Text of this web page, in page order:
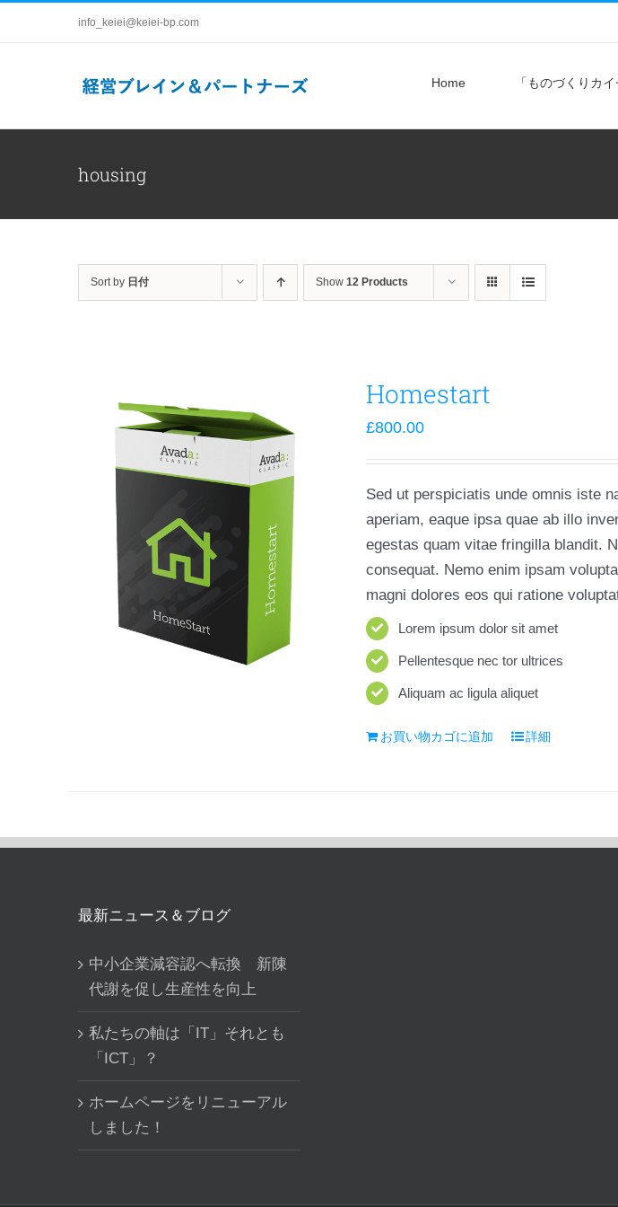
info_keiei@keiei-bp.com
Home 「ものづくりカ
housing
Sort by 日付 Show 12 Products
Homestart
£800.00
Sed ut perspiciatis unde omnis iste
aperiam, eaque ipsa quae ab illo
egestas quam vitae fringilla blandit.
consequat. Nemo enim ipsam
magni dolores eos qui ratione
Lorem ipsum dolor sit amet
Pellentesque nec tor ultrices
Aliquam ac ligula aliquet
お買い物カゴに追加 詳細
最新ニュース＆ブログ
中小企業減容認へ転換 新陳
代謝を促し生産性を向上
私たちの軸は「IT」それとも
「ICT」？
ホームページをリニューアル
しました！